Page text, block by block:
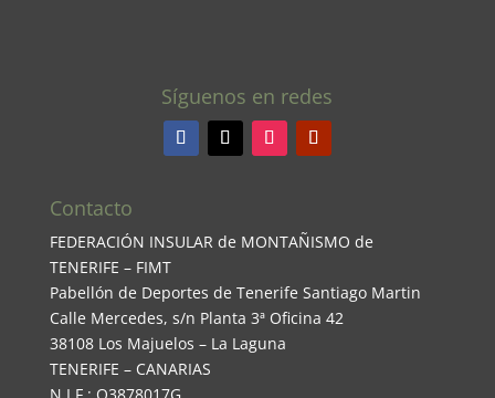
Síguenos en redes
Contacto
FEDERACIÓN INSULAR de MONTAÑISMO de
TENERIFE – FIMT
Pabellón de Deportes de Tenerife Santiago Martin
Calle Mercedes, s/n Planta 3ª Oficina 42
38108 Los Majuelos – La Laguna
TENERIFE – CANARIAS